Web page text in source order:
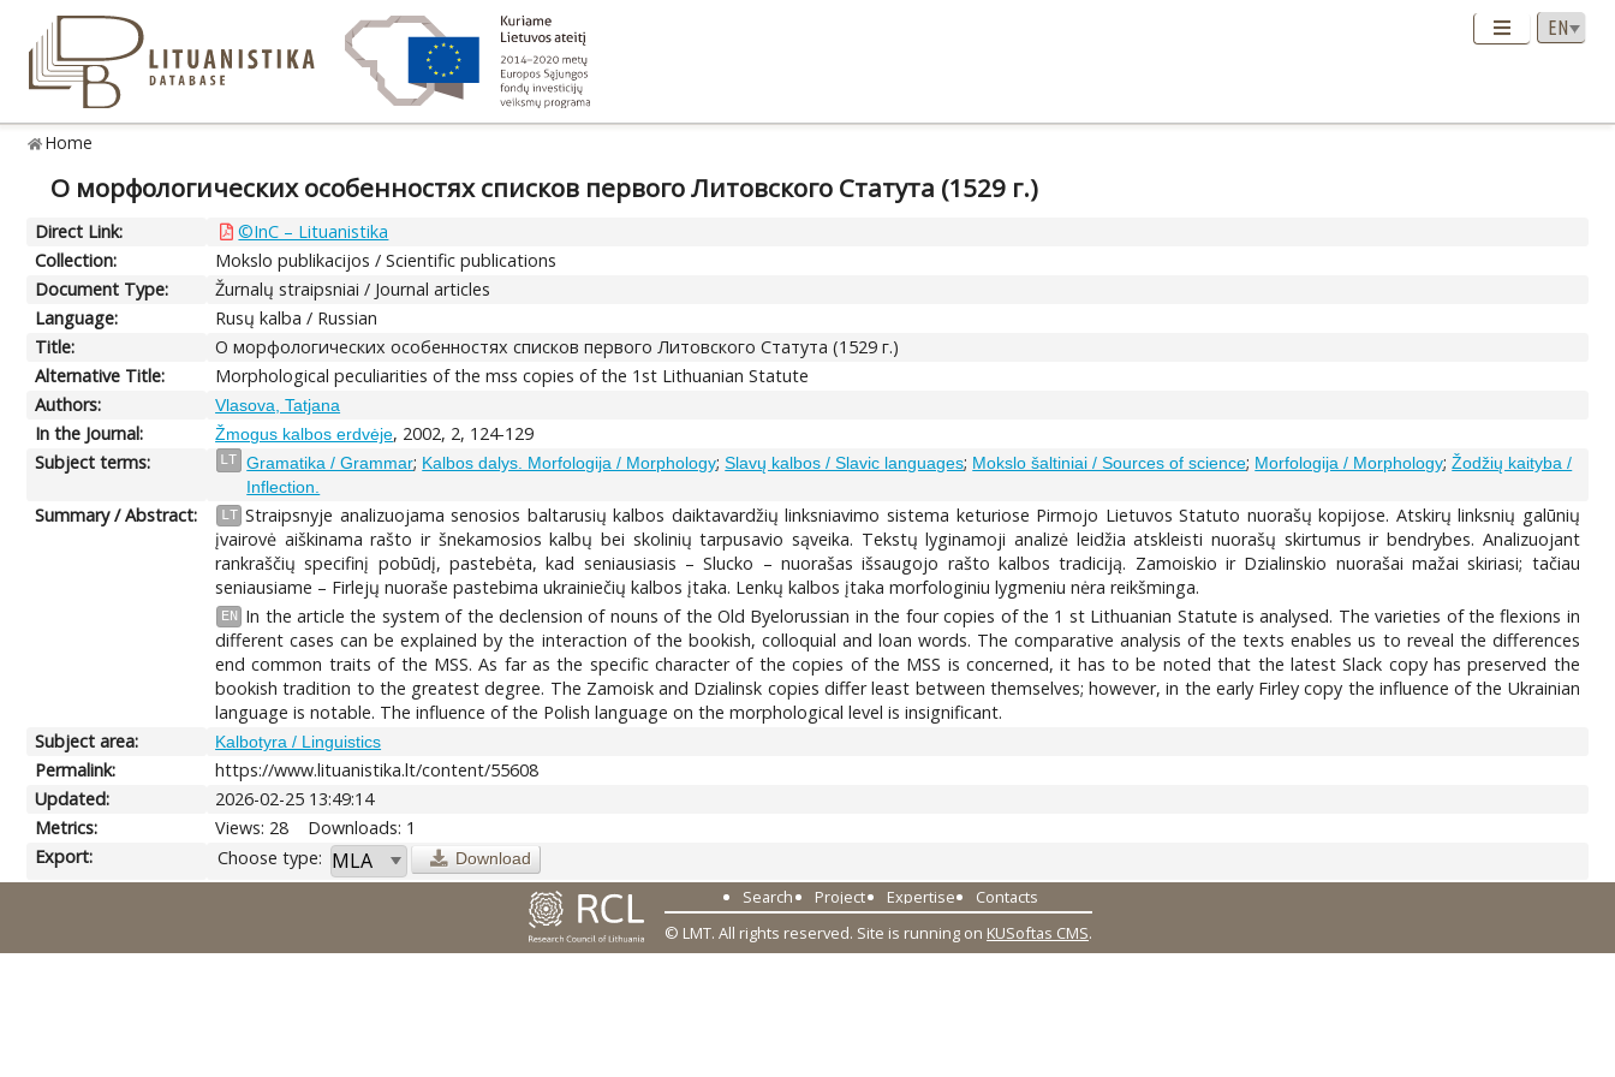
Home
О морфологических особенностях списков первого Литовского Статута (1529 г.)
Direct Link:
©InC – Lituanistika
Collection:
Mokslo publikacijos / Scientific publications
Document Type:
Žurnalų straipsniai / Journal articles
Language:
Rusų kalba / Russian
Title:
О морфологических особенностях списков первого Литовского Статута (1529 г.)
Alternative Title:
Morphological peculiarities of the mss copies of the 1st Lithuanian Statute
Authors:
Vlasova, Tatjana
In the Journal: Žmogus kalbos erdvėje, 2002, 2, 124-129
Subject terms:
LT Gramatika / Grammar; Kalbos dalys. Morfologija / Morphology;Slavų kalbos / Slavic languages; Mokslo šaltiniai / Sources of science; Morfologija / Morphology;Žodžių kaityba /
Inflection.
Summary / Abstract: LT Straipsnyje analizuojama senosios baltarusių kalbos daiktavardžių linksniavimo sistema keturiose Pirmojo Lietuvos Statuto nuorašų kopijose. Atskirų linksnių galūnių
įvairovė aiškinama rašto ir šnekamosios kalbų bei skolinių tarpusavio sąveika. Tekstų lyginamoji analizė leidžia atskleisti nuorašų skirtumus ir bendrybes. Analizuojant
rankraščių specifinį pobūdį, pastebėta, kad seniausiasis – Slucko – nuorašas išsaugojo rašto kalbos tradiciją. Zamoiskio ir Dzialinskio nuorašai mažai skiriasi; tačiau
seniausiame – Firlejų nuoraše pastebima ukrainiečių kalbos įtaka. Lenkų kalbos įtaka morfologiniu lygmeniu nėra reikšminga.
EN
In the article the system of the declension of nouns of the Old Byelorussian in the four copies of the 1 st Lithuanian Statute is analysed. The varieties of the flexions in
different cases can be explained by the interaction of the bookish, colloquial and loan words. The comparative analysis of the texts enables us to reveal the differences
end common traits of the MSS. As far as the specific character of the copies of the MSS is concerned, it has to be noted that the latest Slack copy has preserved the
bookish tradition to the greatest degree. The Zamoisk and Dzialinsk copies differ least between themselves; however, in the early Firley copy the influence of the Ukrainian
language is notable. The influence of the Polish language on the morphological level is insignificant.
Subject area:
Kalbotyra / Linguistics
Permalink:
https://www.lituanistika.lt/content/55608
Updated:
2026-02-25 13:49:14
Metrics:
Views: 28
Downloads: 1
Export:
Choose type: Download
Search Project Expertise
Contacts
© LMT. All rights reserved. Site is running on KUSoftas CMS.